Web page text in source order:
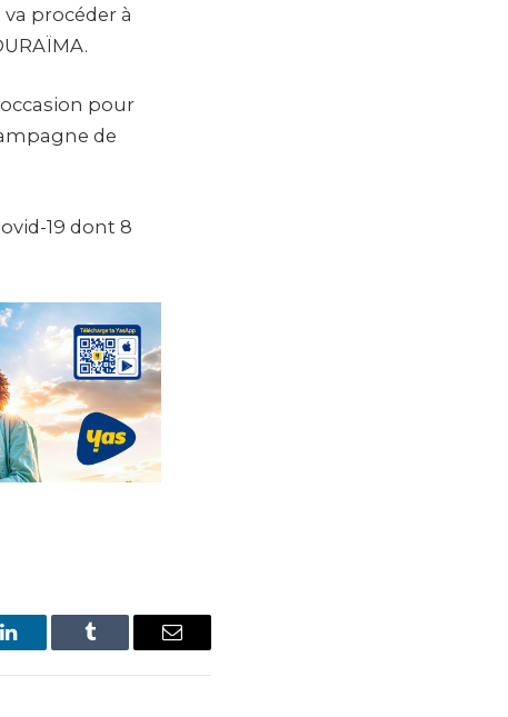
procéder à
pour
de
19 dont 8
LinkedIn Tumblr Email